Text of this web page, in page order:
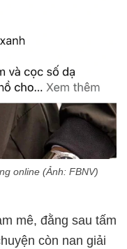
online (Ảnh: FBNV)
mê, đằng sau tấm
còn nan giải